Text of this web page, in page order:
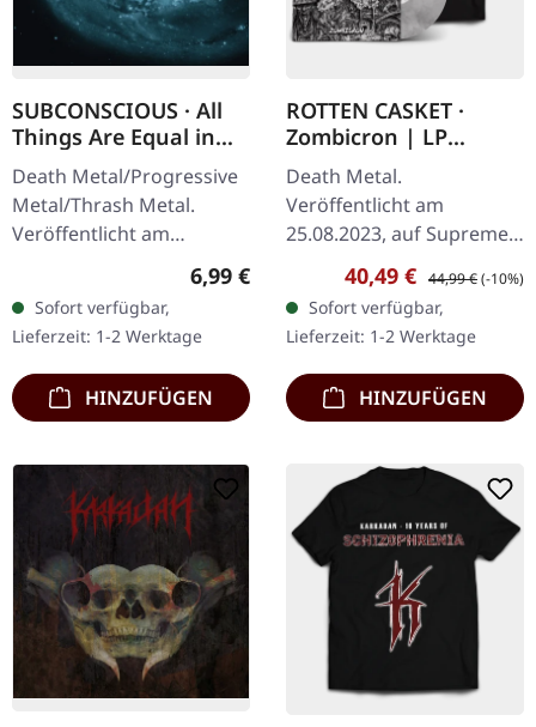
SUBCONSCIOUS · All
Things Are Equal in
Death | CD
Death Metal/Progressive
Metal/Thrash Metal.
Veröffentlicht am
08.08.2008, auf Supreme
Chaos Records. CD im
Jewelcase mit 8-seitigem
Booklet.…
Regulärer Preis:
6,99 €
Sofort verfügbar,
Lieferzeit: 1-2 Werktage
HINZUFÜGEN
ROTTEN CASKET ·
Zombicron | LP
BUNDLE
Death Metal.
Veröffentlicht am
25.08.2023, auf Supreme
Chaos Records.
EXKLUSIVES PREORDER
BUDNLE! Die ersten 50
nummerierten Exemplare
kommen mit…
Verkaufspreis:
40,49 € Regulärer Preis:
44,99 €(-10%)
Sofort verfügbar,
Lieferzeit: 1-2 Werktage
HINZUFÜGEN